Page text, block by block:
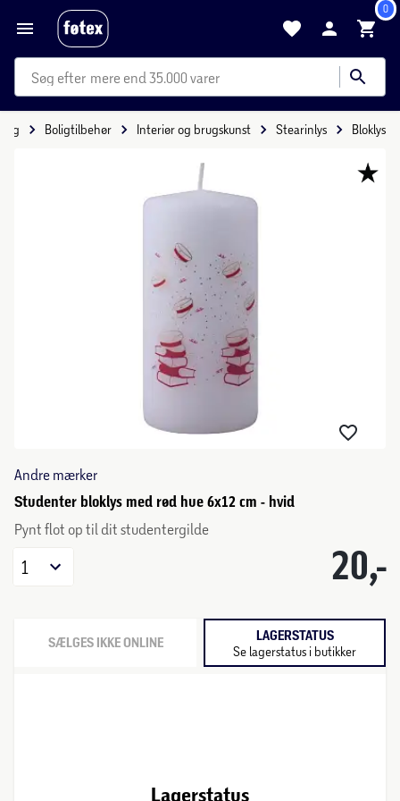
0
mere end 35.000 varer
Boligtilbehør Interiør og brugskunst Stearinlys Bloklys
Andre mærker
Studenter bloklys med rød hue 6x12 cm - hvid
Pynt flot op til dit studentergilde
20,-
1
SÆLGES IKKE ONLINE LAGERSTATUS
Se lagerstatus i butikker
Lagerstatus